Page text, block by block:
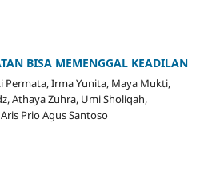
BISA MEMENGGAL KEADILAN
Permata, Irma Yunita, Maya Mukti,
Athaya Zuhra, Umi Sholiqah,
Prio Agus Santoso